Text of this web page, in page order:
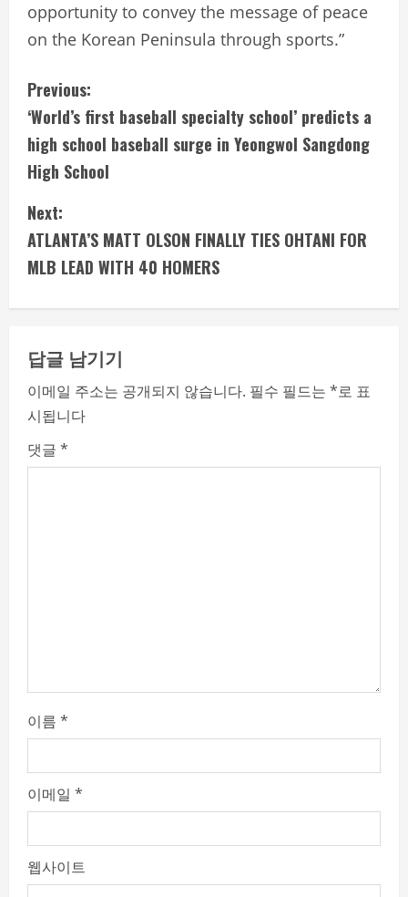
opportunity to convey the message of peace
on the Korean Peninsula through sports.”
C
o
n
t
i
n
u
e
R
e
a
Previous:
‘World’s first baseball specialty school’ predicts a
high school baseball surge in Yeongwol Sangdong
High School
Next:
ATLANTA’S MATT OLSON FINALLY TIES OHTANI FOR
MLB LEAD WITH 40 HOMERS
답글 남기기
이메일 주소는 공개되지 않습니다. 필수 필드는 *로 표
시됩니다
댓글 *
이름 *
이메일 *
웹사이트